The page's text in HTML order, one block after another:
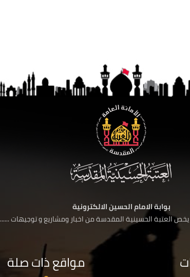
بوابة الامام الحسين الالكترونية
العتبة الحسينية المقدسة من اخبار ومشاريع و توجيهات ......
مواقع ذات صلة